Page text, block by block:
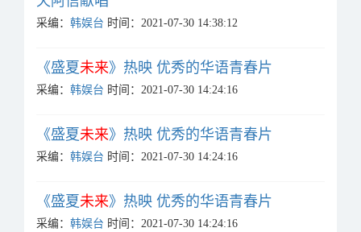
采编： 韩娱台 时间：2021-07-30 14:38:12
《盛夏未来》热映 优秀的华语青春片
采编： 韩娱台 时间：2021-07-30 14:24:16
《盛夏未来》热映 优秀的华语青春片
采编： 韩娱台 时间：2021-07-30 14:24:16
《盛夏未来》热映 优秀的华语青春片
采编： 韩娱台 时间：2021-07-30 14:24:16